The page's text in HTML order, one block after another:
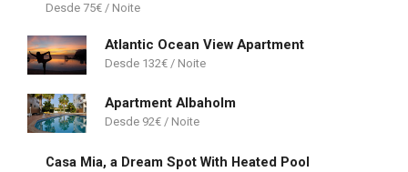
75€
Atlantic Ocean View Apartment
132€
Apartment Albaholm
92€
Casa Mia, a Dream Spot With Heated Pool